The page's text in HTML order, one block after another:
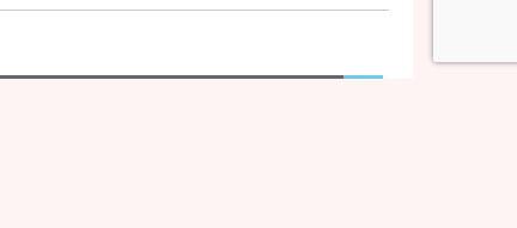
גמרא